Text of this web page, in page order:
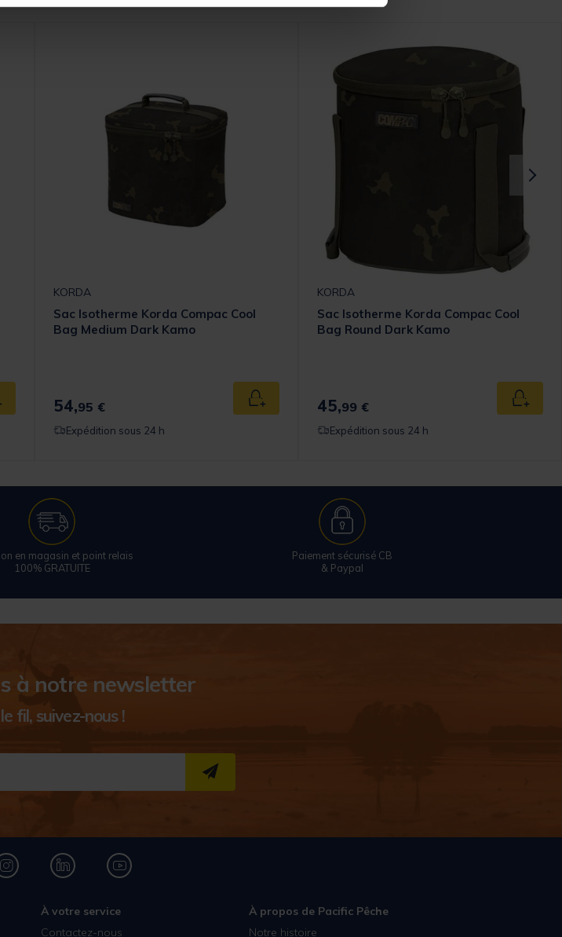
au panier
KORDA
Sac Isotherme Korda Compac Cool
Bag Medium Dark Kamo
54,95 € Ajouter au panier
Expédition sous 24 h
KORDA
Sac Isotherme Korda Compac Cool
Bag Round Dark Kamo
45,99 € Ajouter
Expédition sous 24 h
en magasin et point relais
100% GRATUITE
Paiement sécurisé CB
& Paypal
à notre newsletter
fil, suivez-nous !
S''INSCRIRE
À votre service
Contactez-nous
À propos de Pacific Pêche
Notre histoire